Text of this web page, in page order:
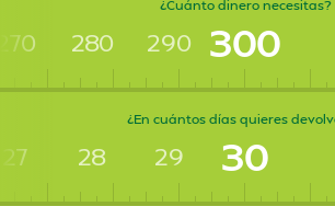
¿Cuánto dinero necesitas?
280 290 300
¿En cuántos días quieres
27 28 29 30